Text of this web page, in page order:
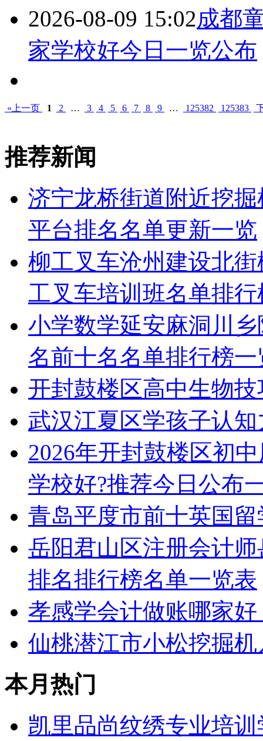
2026-08-09 15:02成都
家学校好今日一览公布
«上一页 1 2 … 3 4 5 6 7 8 9 … 125382 125383
推荐新闻
济宁龙桥街道附近挖
平台排名名单更新一览
柳工叉车沧州建设北
工叉车培训班名单排
小学数学延安麻洞川
名前十名名单排行榜一
开封鼓楼区高中生物
武汉江夏区学孩子认
2026年开封鼓楼区初
学校好?推荐今日公布
青岛平度市前十英国
岳阳君山区注册会计
排名排行榜名单一览表
孝感学会计做账哪家
仙桃潜江市小松挖掘
本月热门
凯里品尚纹绣专业培训